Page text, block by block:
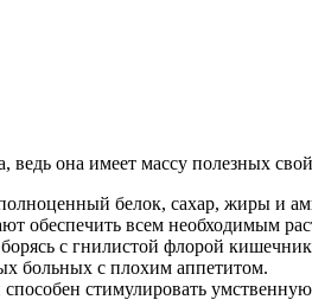
ведь она имеет массу полезных
белок, сахар, жиры и
обеспечить всем необходимым
с гнилистой флорой
больных с плохим аппетитом.
стимулировать